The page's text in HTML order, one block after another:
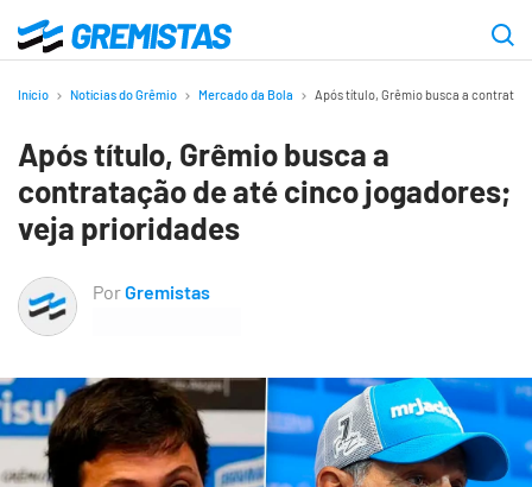
para
principal
Gremistas
Início Notícias do Grêmio Mercado da Bola Após título, Grêmio busca a
Após título, Grêmio busca a
contratação de até cinco jogadores;
veja prioridades
PorGremistas